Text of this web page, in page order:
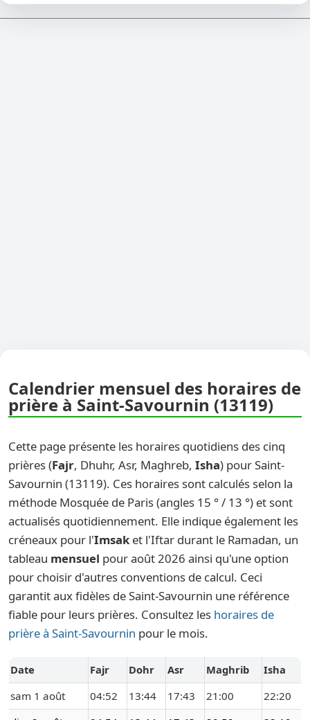
Calendrier mensuel des horaires de
prière à Saint-Savournin (13119)
Cette page présente les horaires quotidiens des cinq
prières (Fajr, Dhuhr, Asr, Maghreb, Isha) pour Saint-
Savournin (13119). Ces horaires sont calculés selon la
méthode Mosquée de Paris (angles 15 ° / 13 °) et sont
actualisés quotidiennement. Elle indique également les
créneaux pour l'Imsak et l'Iftar durant le Ramadan, un
tableau mensuel pour août 2026 ainsi qu'une option
pour choisir d'autres conventions de calcul. Ceci
garantit aux fidèles de Saint-Savournin une référence
fiable pour leurs prières. Consultez les horaires de
prière à Saint-Savournin pour le mois.
Date Fajr Dohr Asr Maghrib
Isha
sam 1 août
04:52 13:44 17:43 21:00
22:20